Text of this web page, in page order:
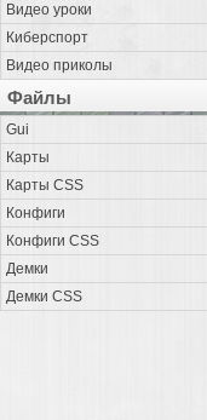
Видео уроки
Киберспорт
Видео приколы
Файлы
Gui
Карты
Карты CSS
Конфиги
Конфиги CSS
Демки
Демки CSS